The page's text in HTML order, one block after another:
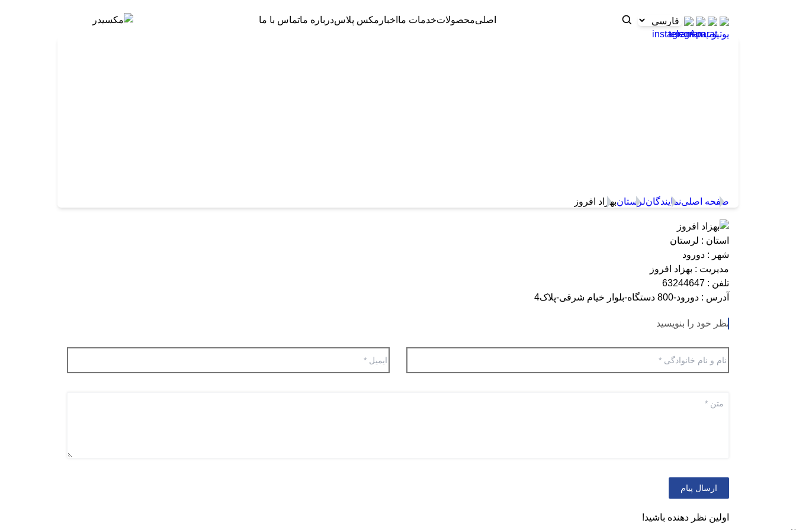
اصلیمحصولاتخدمات ما اخبار مکس پلاس درباره ما تماس با ما
صفحه اصلی نمایندگان لرستان
استان : لرستان
شهر : دورود
مدیریت : بهزاد افروز
تلفن : 63244647
آدرس : دورود-800 دستگاه-بلوار خیام شرقی-پلاک4
نظر خود را بنویسید
ارسال پیام
اولین نظر دهنده باشید!